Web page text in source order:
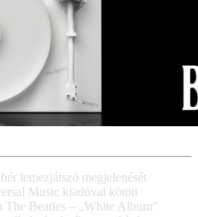
lemezjátszó megjelenését
Music kiadóval kötött
The Beatles – „White Album”